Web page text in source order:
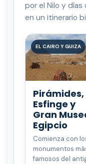
por el Nilo y días
en un itinerario
EL CAIRO Y GUIZA
Pirámides,
Esfinge y
Gran
Egipcio
Comienza con
monumentos
famosos del